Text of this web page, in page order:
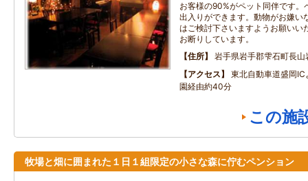
お客様の90%がペット同伴です。
出入りができます。動物がお嫌い
はご検討下さいますようお願いい
お断りしています。
住所
岩手県岩手郡雫石町長
アクセス
東北自動車道盛岡
園経由約40分
この施
牧場と畑に囲まれた１日１組限定の小さな森に佇むペンション